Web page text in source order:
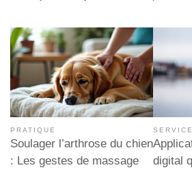
PRATIQUE
Soulager l’arthrose du chien
: Les gestes de massage
digital